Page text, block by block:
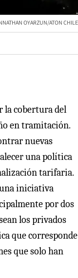
OYARZUN/ATON CHILE
la cobertura del
en tramitación.
nuevas
una política
tarifaria.
iniciativa
por dos
los privados
que corresponde
que solo han